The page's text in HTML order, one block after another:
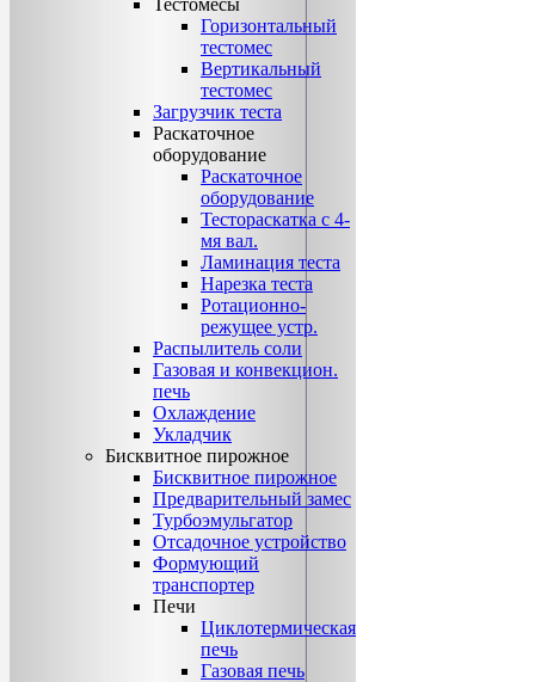
Тестомесы
Горизонтальный
тестомес
Вертикальный
тестомес
Загрузчик теста
Раскаточное
оборудование
Раскаточное
оборудование
Тестораскатка с 4-
мя вал.
Ламинация теста
Нарезка теста
Ротационно-
режущее устр.
Распылитель соли
Газовая и конвекцион.
печь
Охлаждение
Укладчик
Бисквитное пирожное
Бисквитное пирожное
Предварительный замес
Турбоэмульгатор
Отсадочное устройство
Формующий
транспортер
Печи
Циклотермическая
печь
Газовая печь